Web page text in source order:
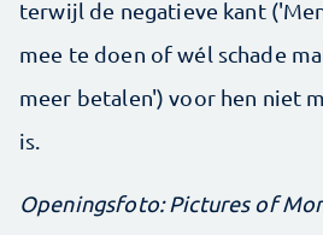
terwijl de negatieve kant
mee te doen of wél schade
meer betalen') voor hen niet
is.
Openingsfoto: Pictures of